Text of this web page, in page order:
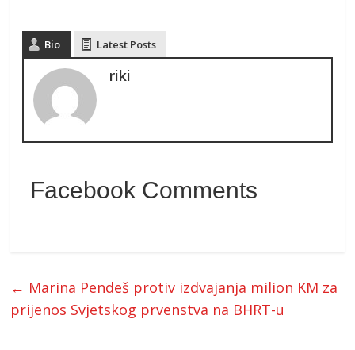
Bio Latest Posts
riki
Facebook Comments
← Marina Pendeš protiv izdvajanja milion KM za
prijenos Svjetskog prvenstva na BHRT-u